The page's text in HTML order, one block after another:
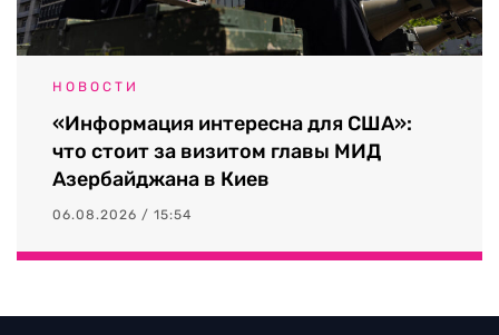
НОВОСТИ
«Информация интересна для США»:
что стоит за визитом главы МИД
Азербайджана в Киев
06.08.2026 / 15:54